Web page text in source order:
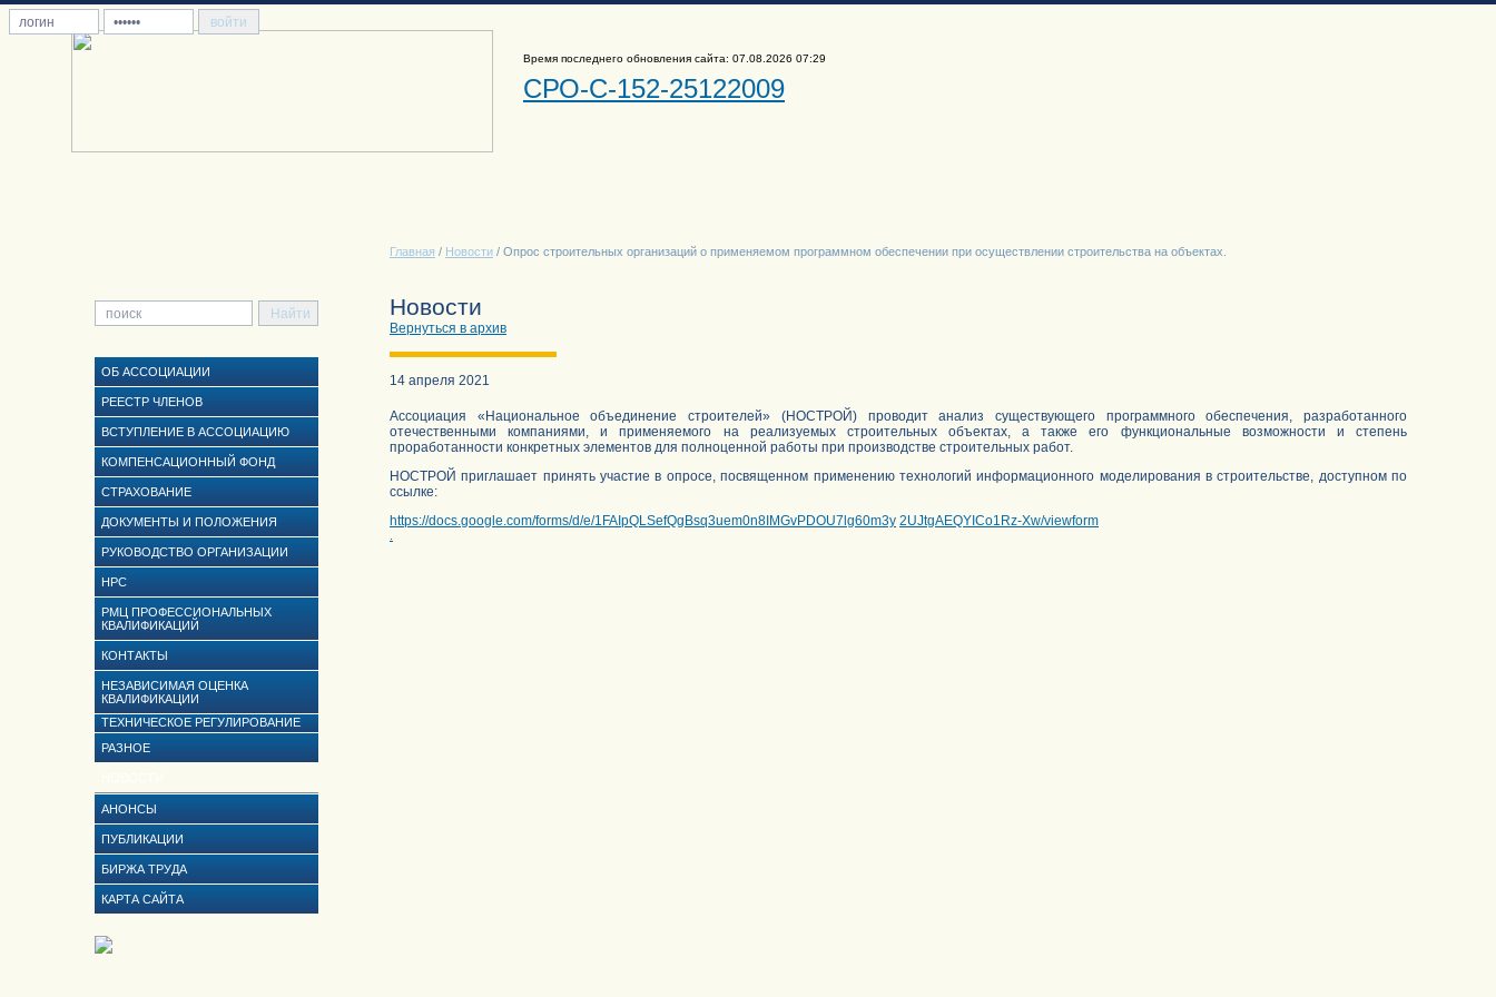
СРО-С-152-25122009
Время последнего обновления сайта: 07.08.2026 07:29
Главная / Новости / Опрос строительных организаций о применяемом программном обеспечении при осуществлении строительства на объектах.
ОБ АССОЦИАЦИИ
РЕЕСТР ЧЛЕНОВ
ВСТУПЛЕНИЕ В АССОЦИАЦИЮ
КОМПЕНСАЦИОННЫЙ ФОНД
СТРАХОВАНИЕ
ДОКУМЕНТЫ И ПОЛОЖЕНИЯ
РУКОВОДСТВО ОРГАНИЗАЦИИ
НРС
РМЦ ПРОФЕССИОНАЛЬНЫХ
КВАЛИФИКАЦИЙ
КОНТАКТЫ
НЕЗАВИСИМАЯ ОЦЕНКА
КВАЛИФИКАЦИИ
ТЕХНИЧЕСКОЕ РЕГУЛИРОВАНИЕ
РАЗНОЕ
АНОНСЫ
ПУБЛИКАЦИИ
БИРЖА ТРУДА
КАРТА САЙТА
Новости
Вернуться в архив
14 апреля 2021
Ассоциация «Национальное объединение строителей» (НОСТРОЙ) проводит анализ существующего программного обеспечения, разработанного
отечественными компаниями, и применяемого на реализуемых строительных объектах, а также его функциональные возможности и степень
проработанности конкретных элементов для полноценной работы при производстве строительных работ.
НОСТРОЙ приглашает принять участие в опросе, посвященном применению технологий информационного моделирования в строительстве, доступном по
ссылке:
https://docs.google.com/forms/d/e/1FAIpQLSefQgBsq3uem0n8IMGvPDOU7lg60m3y 2UJtgAEQYICo1Rz-Xw/viewform